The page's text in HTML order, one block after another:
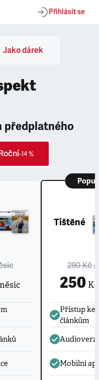
Přihlásit se
Jako dárek
předplatného
-14 %
Tištěné
290 Kč/
250Kč
Přístup ke
článkům
Mobilní